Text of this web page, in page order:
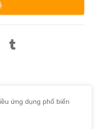
ứng dụng phổ biến